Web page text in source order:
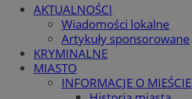
AKTUALNOŚCI
Wiadomości lokalne
Artykuły sponsorowane
KRYMINALNE
MIASTO
INFORMACJE O MIEŚCIE